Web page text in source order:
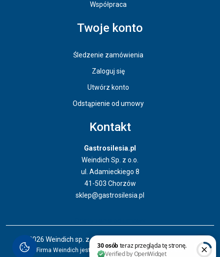
Współpraca
Twoje konto
Śledzenie zamówienia
Zaloguj się
Utwórz konto
Odstąpienie od umowy
Kontakt
Gastrosilesia.pl
Weindich Sp. z o.o.
ul. Adamieckiego 8
41-503 Chorzów
sklep@gastrosilesia.pl
© 2026 Weindich sp. z o. o. Wszystkie prawa zastrzeżone.
Firma Weindich jest właścicielem marki Gastrosilesia.